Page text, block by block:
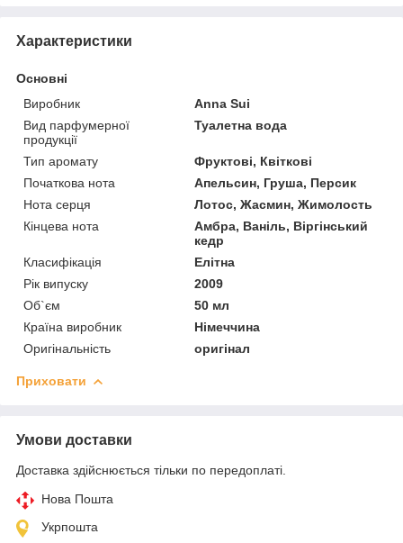
Характеристики
Основні
Виробник
Anna Sui
Вид парфумерної
продукції
Туалетна вода
Тип аромату
Фруктові, Квіткові
Початкова нота
Апельсин, Груша, Персик
Нота серця
Лотос, Жасмин, Жимолость
Кінцева нота
Амбра, Ваніль, Віргінський
кедр
Класифікація
Елітна
Рік випуску
2009
Об`єм
50 мл
Країна виробник
Німеччина
Оригінальність
оригінал
Приховати
Умови доставки
Доставка здійснюється тільки по передоплаті.
Нова Пошта
Укрпошта